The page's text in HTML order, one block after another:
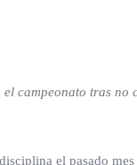
campeonato tras no
el pasado